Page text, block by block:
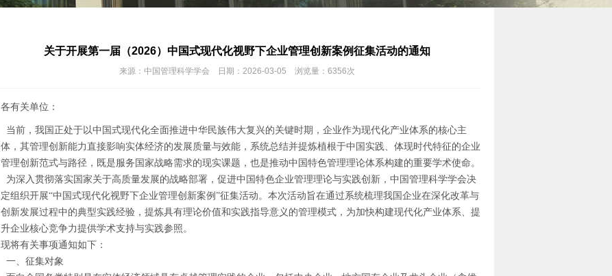
关于开展第一届（2026）中国式现代化视野下企业管理创新案例征集活动的通知
来源：中国管理科学学会 日期：2026-03-05 浏览量：6356次
各有关单位：
当前，我国正处于以中国式现代化全面推进中华民族伟大复兴的关键时期，企业作为现代化产业体系的核心主
体，其管理创新能力直接影响实体经济的发展质量与效能，系统总结并提炼植根于中国实践、体现时代特征的企业
管理创新范式与路径，既是服务国家战略需求的现实课题，也是推动中国特色管理理论体系构建的重要学术使命。
为深入贯彻落实国家关于高质量发展的战略部署，促进中国特色企业管理理论与实践创新，中国管理科学学会决
定组织开展“中国式现代化视野下企业管理创新案例”征集活动。本次活动旨在通过系统梳理我国企业在深化改革与
创新发展过程中的典型实践经验，提炼具有理论价值和实践指导意义的管理模式，为加快构建现代化产业体系、提
升企业核心竞争力提供学术支持与实践参照。
现将有关事项通知如下：
一、征集对象